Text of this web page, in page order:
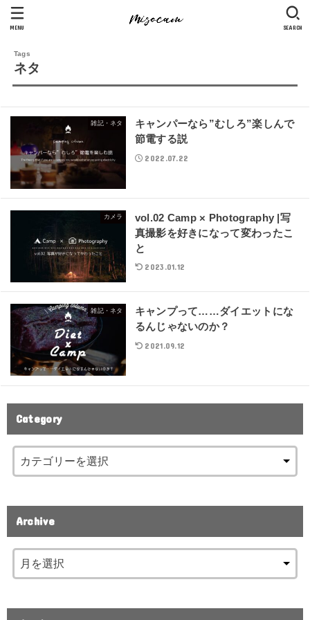
SEARCH
MENU
ネタ
雑記・ネタ
キャンパーなら”むしろ”楽しんで
節電する説
2022.07.22
カメラ
vol.02 Camp × Photography |写
真撮影を好きになって変わったこ
と
2023.01.12
雑記・ネタ
キャンプって……ダイエットにな
るんじゃないのか？
2021.09.12
Category
Archive